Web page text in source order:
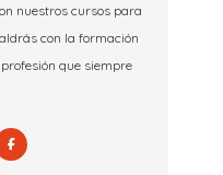
nuestros cursos para
con la formación
que siempre